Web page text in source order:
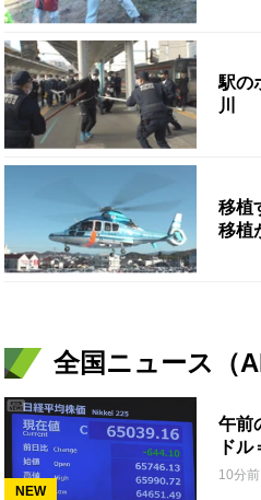
駅の
川
移植
移植
全国ニュース（
NEW
午前
ド
10分前